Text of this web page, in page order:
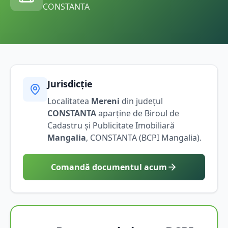
CONSTANTA
Jurisdicție
Localitatea Mereni din județul
CONSTANTAaparține de Biroul de
Cadastru și Publicitate Imobiliară
Mangalia, CONSTANTA(BCPI Mangalia).
Comandă documentul acum